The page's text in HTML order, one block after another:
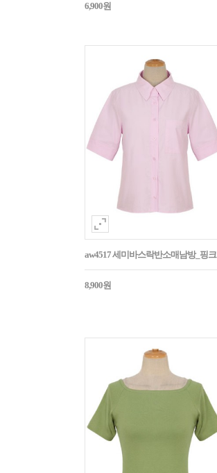
6,900원
aw4517 세미바스락반소매남방_핑크
8,900원